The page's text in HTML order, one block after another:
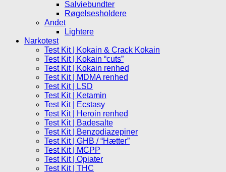
Salviebundter
Røgelsesholdere
Andet
Lightere
Narkotest
Test Kit | Kokain & Crack Kokain
Test Kit | Kokain “cuts”
Test Kit | Kokain renhed
Test Kit | MDMA renhed
Test Kit | LSD
Test Kit | Ketamin
Test Kit | Ecstasy
Test Kit | Heroin renhed
Test Kit | Badesalte
Test Kit | Benzodiazepiner
Test Kit | GHB / “Hætter”
Test Kit | MCPP
Test Kit | Opiater
Test Kit | THC